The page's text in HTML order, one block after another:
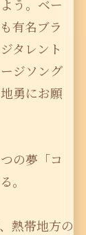
う。ベー
有名ブラ
タレント
ジソング
勇にお願
の夢「コ
。
熱帯地方の